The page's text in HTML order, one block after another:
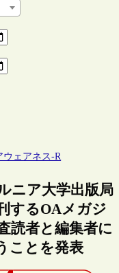
選択してください
ウェアネス-R
ニア大学出版局
するOAメガジ
読者と編集者に
ことを発表